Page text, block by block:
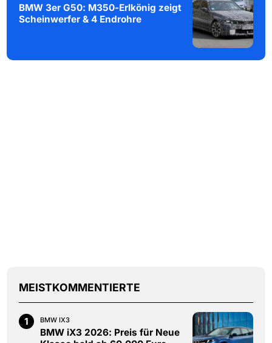
BMW 3er G50: M350-Erlkönig zeigt
Scheinwerfer & 4 Endrohre
MEISTKOMMENTIERTE
1 BMW IX3
BMW iX3 2026: Preis für Neue